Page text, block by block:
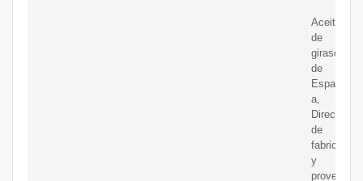
Aceite
de
girasol
de
Espa?
a,
Directorio
de
fabricantes
y